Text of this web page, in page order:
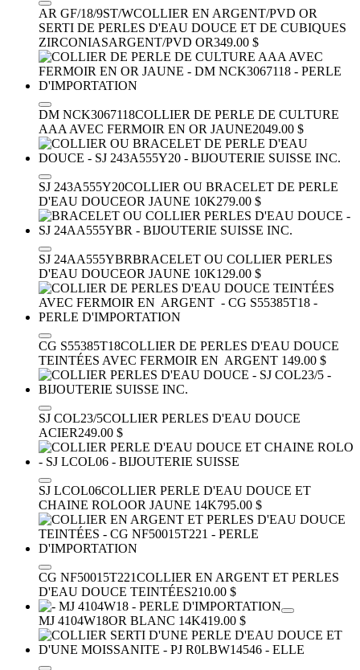
AR GF/18/9ST/WCOLLIER EN ARGENT/PVD OR
SERTI DE PERLES D'EAU DOUCE ET DE CUBIQUES
ZIRCONIASARGENT/PVD OR349.00 $
DM NCK3067118COLLIER DE PERLE DE CULTURE
AAA AVEC FERMOIR EN OR JAUNE2049.00 $
SJ 243A555Y20COLLIER OU BRACELET DE PERLE
D'EAU DOUCEOR JAUNE 10K279.00 $
SJ 24AA555YBRBRACELET OU COLLIER PERLES
D'EAU DOUCEOR JAUNE 10K129.00 $
CG S55385T18COLLIER DE PERLES D'EAU DOUCE
TEINTÉES AVEC FERMOIR EN ARGENT 149.00 $
SJ COL23/5COLLIER PERLES D'EAU DOUCE
ACIER249.00 $
SJ LCOL06COLLIER PERLE D'EAU DOUCE ET
CHAINE ROLOOR JAUNE 14K795.00 $
CG NF50015T221COLLIER EN ARGENT ET PERLES
D'EAU DOUCE TEINTÉES210.00 $
MJ 4104W18OR BLANC 14K419.00 $